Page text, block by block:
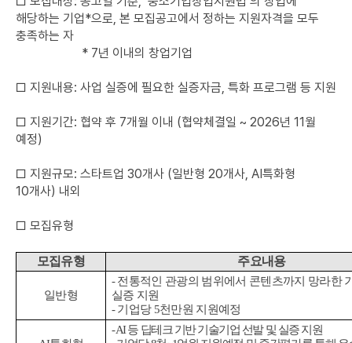
해당하는 기업*으로, 본 모집공고에서 정하는 지원자격을 모두
충족하는 자
* 7년 이내의 창업기업
□ 지원내용: 사업 실증에 필요한 실증자금, 특화 프로그램 등 지원
□ 지원기간: 협약 후 7개월 이내 (협약체결일 ~ 2026년 11월
예정)
□ 지원규모: 스타트업 30개사 (일반형 20개사, AI특화형
10개사) 내외
□ 모집유형
모집유형 주요내용
일반형
- 전통적인 관광의 범위에서 콘텐츠까지 망라한
실증 지원
- 기업당 5천만원 지원예정
- AI등 딥테크 기반 기술기업 선발 및 실증 지원